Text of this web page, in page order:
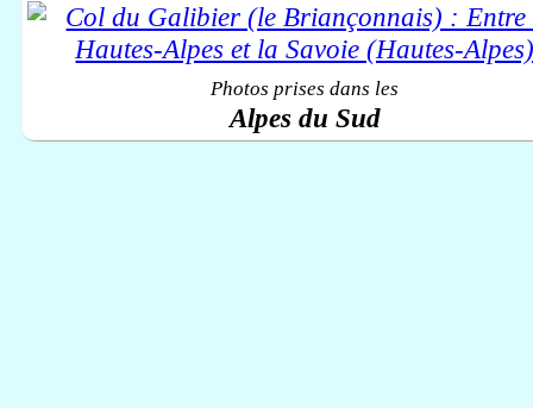
Photos prises dans les
Alpes du Sud